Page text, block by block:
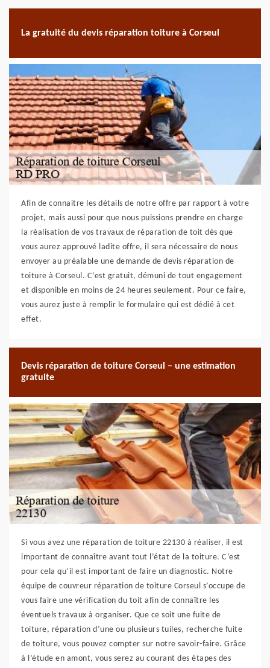
La gratuité du devis réparation toiture à Corseul
Afin de connaitre les détails de notre offre par rapport à votre
projet, mais aussi pour que nous puissions prendre en charge
la réalisation de vos travaux de réparation de toit dès que
vous aurez approuvé ladite offre, il sera nécessaire de nous
envoyer au préalable une demande de devis réparation de
toiture à Corseul. C’est gratuit, démuni de tout engagement
et disponible en moins de 24 heures seulement. Pour ce faire,
vous aurez juste à remplir le formulaire qui est dédié à cet
effet.
Devis réparation de toiture Corseul – une estimation
gratuite
Si vous avez une réparation de toiture 22130 à réaliser, il est
important de connaître avant tout l’état de la toiture. C’est
pour cela qu’il est important de faire un diagnostic. Notre
équipe de couvreur réparation de toiture Corseul s’occupe de
vous faire une vérification du toit afin de connaître les
éventuels travaux à organiser. Que ce soit une fuite de
toiture, réparation d’une ou plusieurs tuiles, recherche fuite
de toiture, vous pouvez compter sur notre savoir-faire. Grâce
à l’étude en amont, vous serez au courant des étapes des